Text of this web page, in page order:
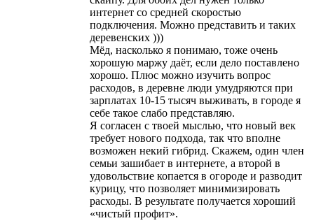
интернет со средней скоростью
подключения. Можно представить и таких
деревенских )))
Мёд, насколько я понимаю, тоже очень
хорошую маржу даёт, если дело поставлено
хорошо. Плюс можно изучить вопрос
расходов, в деревне люди умудряются при
зарплатах 10-15 тысяч выживать, в городе я
себе такое слабо представляю.
Я согласен с твоей мыслью, что новый век
требует нового подхода, так что вполне
возможен некий гибрид. Скажем, один член
семьи зашибает в интернете, а второй в
удовольствие копается в огороде и разводит
курицу, что позволяет минимизировать
расходы. В результате получается хороший
«чистый профит».